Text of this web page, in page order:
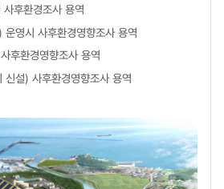
후환경조사 용역
영시 사후환경영향조사 용역
후환경영향조사 용역
신설) 사후환경영향조사 용역